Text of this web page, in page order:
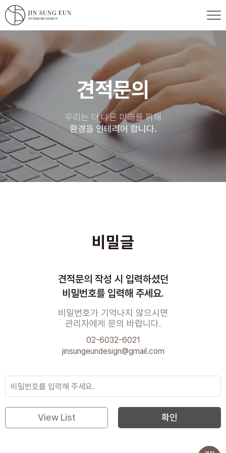
견적문의
우리는 더 나은 미래를 위해
환경을 인테리어 합니다.
비밀글
견적문의 작성 시 입력하셨던
비밀번호를 입력해 주세요.
비밀번호가 기억나지 않으시면
관리자에게 문의 바랍니다.
02-6032-6021
jinsungeundesign@gmail.com
View List 확인